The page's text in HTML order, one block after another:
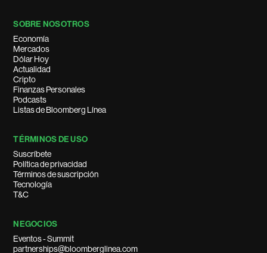
SOBRE NOSOTROS
Economía
Mercados
Dólar Hoy
Actualidad
Cripto
Finanzas Personales
Podcasts
Listas de Bloomberg Línea
TÉRMINOS DE USO
Suscríbete
Política de privacidad
Términos de suscripción
Tecnología
T&C
NEGOCIOS
Eventos - Summit
partnerships@bloomberglinea.com